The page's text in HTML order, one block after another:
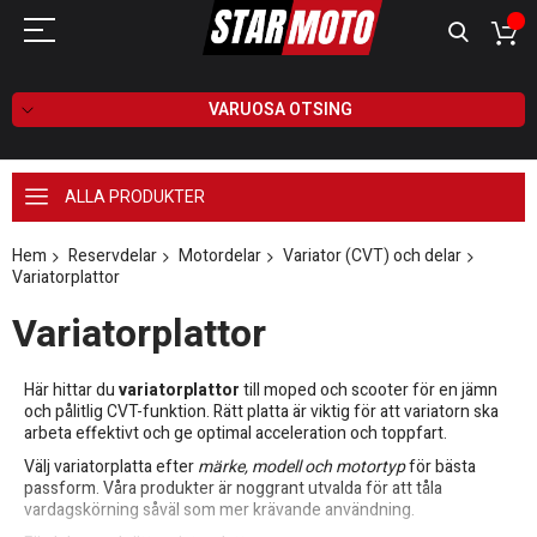
VARUOSA OTSING
ALLA PRODUKTER
Hem Reservdelar Motordelar
Variator (CVT) och delar
Variatorplattor
Variatorplattor
Här hittar duvariatorplattortill moped och scooter för en jämn
och pålitlig CVT-funktion. Rätt platta är viktig för att variatorn ska
arbeta effektivt och ge optimal acceleration och toppfart.
Välj variatorplatta eftermärke, modell och motortypför bästa
passform. Våra produkter är noggrant utvalda för att tåla
vardagskörning såväl som mer krävande användning.